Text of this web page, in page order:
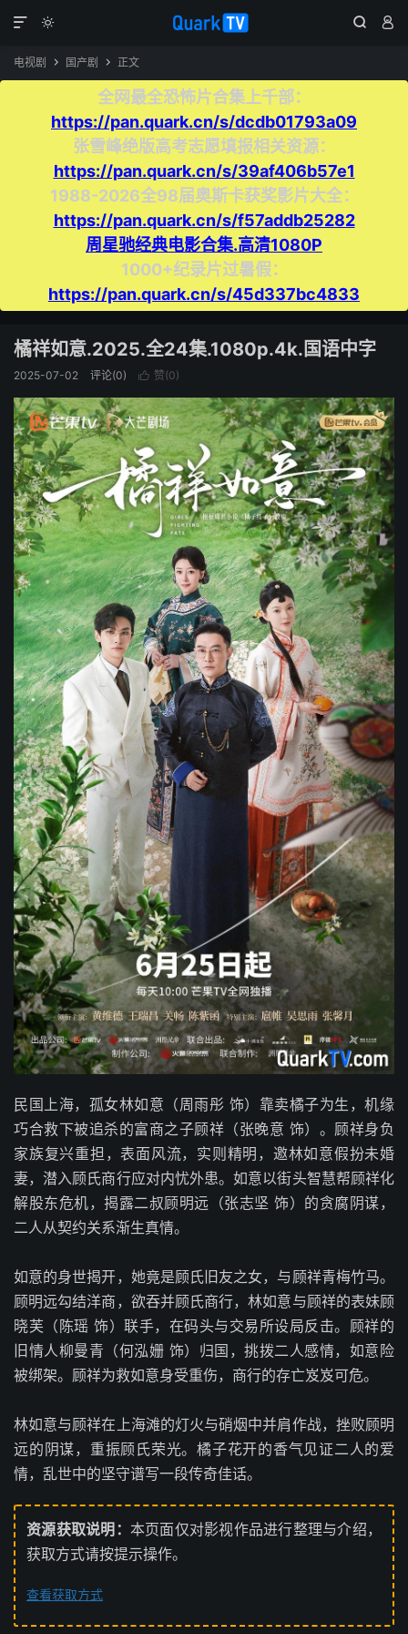
  

电视剧  国产剧  正文
全网最全恐怖片合集上千部：
https://pan.quark.cn/s/dcdb01793a09
张雪峰绝版高考志愿填报相关资源：
https://pan.quark.cn/s/39af406b57e1
1988-2026全98届奥斯卡获奖影片大全：
https://pan.quark.cn/s/f57addb25282
周星驰经典电影合集.高清1080P
1000+纪录片过暑假：
https://pan.quark.cn/s/45d337bc4833
橘祥如意.2025.全24集.1080p.4k.国语中字
2025-07-02 评论(0)  赞(0)
民国上海，孤女林如意（周雨彤 饰）靠卖橘子为生，机缘
巧合救下被追杀的富商之子顾祥（张晚意 饰）。顾祥身负
家族复兴重担，表面风流，实则精明，邀林如意假扮未婚
妻，潜入顾氏商行应对内忧外患。如意以街头智慧帮顾祥化
解股东危机，揭露二叔顾明远（张志坚 饰）的贪腐阴谋，
二人从契约关系渐生真情。
如意的身世揭开，她竟是顾氏旧友之女，与顾祥青梅竹马。
顾明远勾结洋商，欲吞并顾氏商行，林如意与顾祥的表妹顾
晓芙（陈瑶 饰）联手，在码头与交易所设局反击。顾祥的
旧情人柳曼青（何泓姗 饰）归国，挑拨二人感情，如意险
被绑架。顾祥为救如意身受重伤，商行的存亡岌岌可危。
林如意与顾祥在上海滩的灯火与硝烟中并肩作战，挫败顾明
远的阴谋，重振顾氏荣光。橘子花开的香气见证二人的爱
情，乱世中的坚守谱写一段传奇佳话。
资源获取说明： 本页面仅对影视作品进行整理与介绍，
获取方式请按提示操作。
查看获取方式